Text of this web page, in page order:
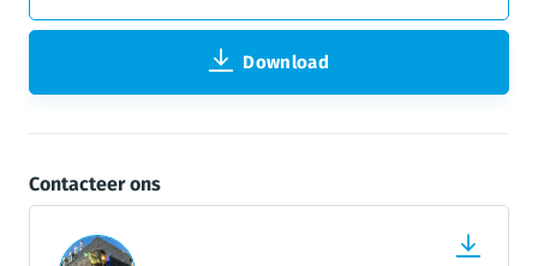
Download
Contacteer ons